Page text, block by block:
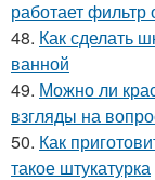
работает фильтр
48. Как сделать
ванной
49. Можно ли
взгляды на
50. Как
такое штукатурка